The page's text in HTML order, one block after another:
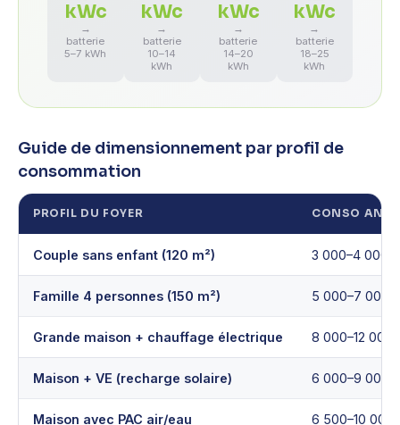
kWc
→
batterie
5–7 kWh
kWc
→
batterie
10–14
kWh
kWc
→
batterie
14–20
kWh
kWc
→
batterie
18–25
kWh
Guide de dimensionnement par profil de
consommation
PROFIL DU FOYER CONSO
Couple sans enfant (120 m²) 3 000–4 000
Famille 4 personnes (150 m²) 5 000–7 000
Grande maison + chauffage électrique 8 000–12 000
Maison + VE (recharge solaire) 6 000–9 000
Maison avec PAC air/eau 6 500–10 000